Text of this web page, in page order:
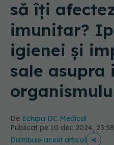
să îți
imunitar?
igienei și
sale
De Echipa DC Medical
Publicat pe 10 dec 2024, 23:58
Distribuie acest articol